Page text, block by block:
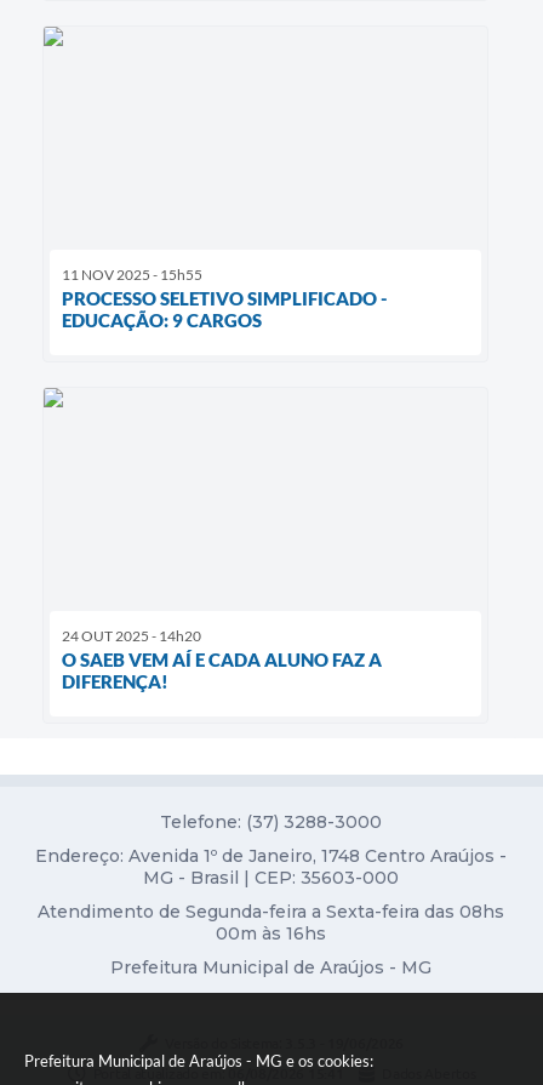
Prefeitura Municipal de Araújos - MG e os cookies:
11 NOV 2025 - 15h55
PROCESSO SELETIVO SIMPLIFICADO -
EDUCAÇÃO: 9 CARGOS
24 OUT 2025 - 14h20
O SAEB VEM AÍ E CADA ALUNO FAZ A
DIFERENÇA!
Telefone: (37) 3288-3000
Endereço: Avenida 1º de Janeiro, 1748 Centro Araújos -
MG - Brasil | CEP: 35603-000
Atendimento de Segunda-feira a Sexta-feira das 08hs
00m às 16hs
Prefeitura Municipal de Araújos - MG
Portal atualizado em: